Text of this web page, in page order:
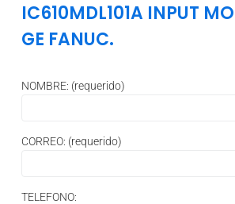
IC610MDL101A INPUT
GE FANUC.
NOMBRE: (requerido)
CORREO: (requerido)
TELEFONO: